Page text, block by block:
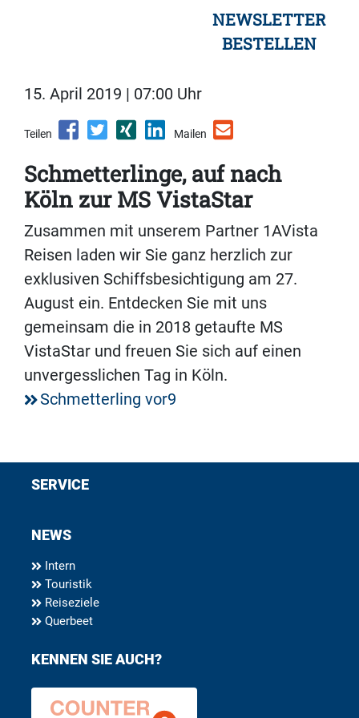
NEWSLETTER
BESTELLEN
15. April 2019 | 07:00 Uhr
Teilen Mailen
Schmetterlinge, auf nach
Köln zur MS VistaStar
Zusammen mit unserem Partner 1AVista
Reisen laden wir Sie ganz herzlich zur
exklusiven Schiffsbesichtigung am 27.
August ein. Entdecken Sie mit uns
gemeinsam die in 2018 getaufte MS
VistaStar und freuen Sie sich auf einen
unvergesslichen Tag in Köln.
Schmetterling vor9
SERVICE
NEWS
Intern
Touristik
Reiseziele
Querbeet
KENNEN SIE AUCH?